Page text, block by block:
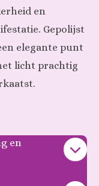
en
Gepolijst
elegante punt
licht prachtig
en